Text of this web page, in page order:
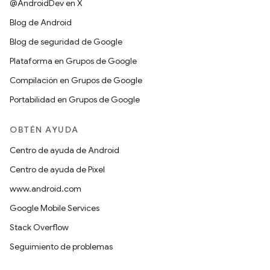
@AndroidDev en X
Blog de Android
Blog de seguridad de Google
Plataforma en Grupos de Google
Compilación en Grupos de Google
Portabilidad en Grupos de Google
OBTÉN AYUDA
Centro de ayuda de Android
Centro de ayuda de Pixel
www.android.com
Google Mobile Services
Stack Overflow
Seguimiento de problemas